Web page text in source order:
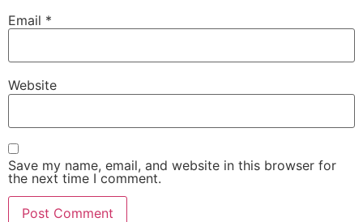
Email *
Website
Save my name, email, and website in this browser for
the next time I comment.